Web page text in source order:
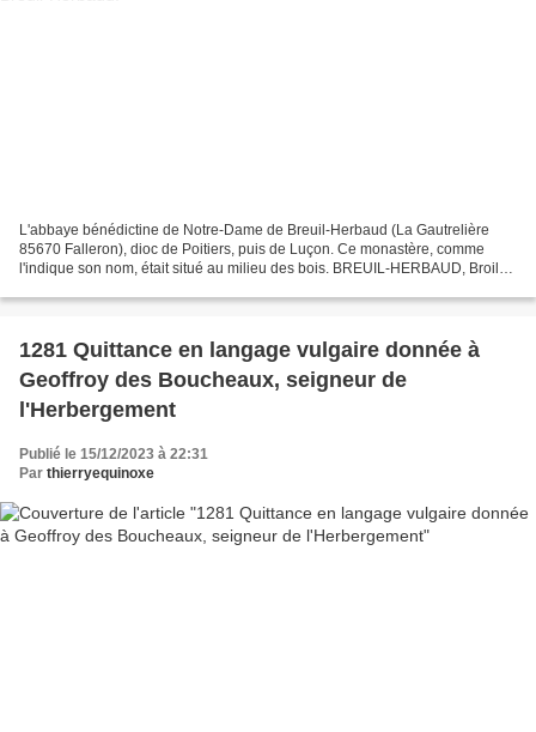
L'abbaye bénédictine de Notre-Dame de Breuil-Herbaud (La Gautrelière
85670 Falleron), dioc de Poitiers, puis de Luçon. Ce monastère, comme
l'indique son nom, était situé au milieu des bois. BREUIL-HERBAUD, Broil
1281 Quittance en langage vulgaire donnée à
Geoffroy des Boucheaux, seigneur de
l'Herbergement
Publié le 15/12/2023 à 22:31
Par thierryequinoxe